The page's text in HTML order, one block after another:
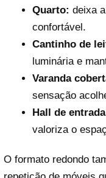
Quarto: deixa
confortável.
Cantinho de
luminária e
Varanda
sensação
Hall de
valoriza o
O formato redondo